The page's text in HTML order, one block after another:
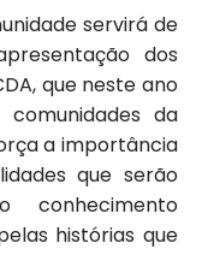
servirá de
dos
que neste ano
da
a importância
que serão
conhecimento
histórias que